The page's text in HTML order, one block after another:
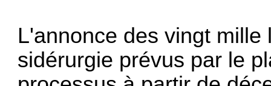
L'annonce des vingt
sidérurgie prévus par le